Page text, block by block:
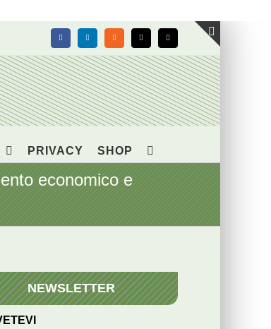
FacebookLinkedIn Rss X Email
PRIVACY SHOP
economico e
NEWSLETTER
Toggle
area
barra
scorrevole